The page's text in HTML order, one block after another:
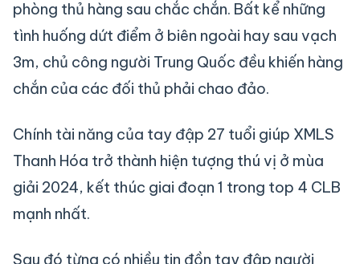
phòng thủ hàng sau chắc chắn. Bất kể những
tình huống dứt điểm ở biên ngoài hay sau vạch
3m, chủ công người Trung Quốc đều khiến hàng
chắn của các đối thủ phải chao đảo.
Chính tài năng của tay đập 27 tuổi giúp XMLS
Thanh Hóa trở thành hiện tượng thú vị ở mùa
giải 2024, kết thúc giai đoạn 1 trong top 4 CLB
mạnh nhất.
Sau đó từng có nhiều tin đồn tay đập người